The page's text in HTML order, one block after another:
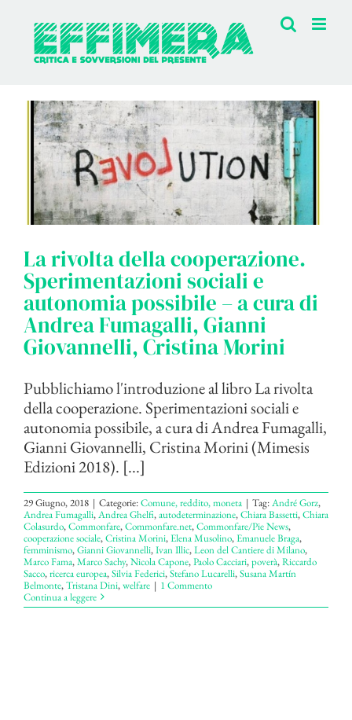
contenuto
La rivolta della cooperazione.
Sperimentazioni sociali e
autonomia possibile – a cura di
Andrea Fumagalli, Gianni
Giovannelli, Cristina Morini
Pubblichiamo l'introduzione al libro La rivolta
della cooperazione. Sperimentazioni sociali e
autonomia possibile, a cura di Andrea Fumagalli,
Gianni Giovannelli, Cristina Morini (Mimesis
Edizioni 2018). [...]
29 Giugno, 2018 | Categorie:Comune, reddito, moneta | Tag:André Gorz,
Andrea Fumagalli,Andrea Ghelfi,autodeterminazione,Chiara Bassetti,Chiara
Colasurdo,Commonfare,Commonfare.net,Commonfare/Pie News,
cooperazione sociale,Cristina Morini,Elena Musolino,Emanuele Braga,
femminismo,Gianni Giovannelli,Ivan Illic,Leon del Cantiere di Milano,
Marco Fama,Marco Sachy,Nicola Capone,Paolo Cacciari,poverà,Riccardo
Sacco,ricerca europea,Silvia Federici,Stefano Lucarelli,Susana Martín
Belmonte,Tristana Dini,welfare | 1 Commento
Continua a leggere